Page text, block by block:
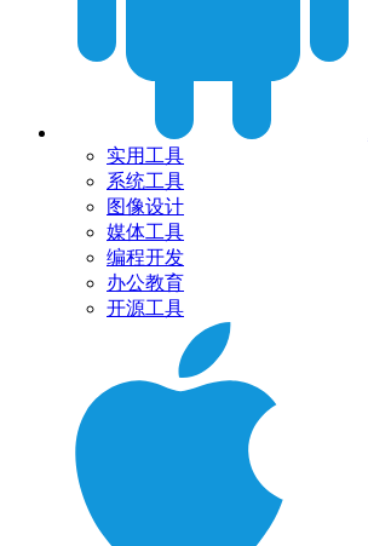
实用工具
系统工具
图像设计
媒体工具
编程开发
办公教育
开源工具